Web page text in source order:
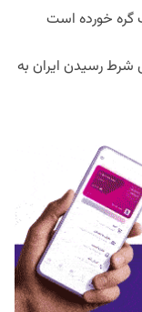
گره خورده است
رسیدن ایران به